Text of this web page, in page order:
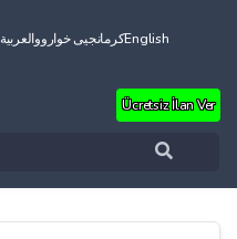
العربيةکرمانجیی خوارووEnglish
Ücretsiz İlan Ver